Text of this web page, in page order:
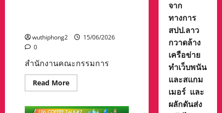
wuthiphong2
15/06/2026
0
สำนักงานคณะกรรมการ
Read MoreRead
more
คณะ
จาก
ทางการ
สปป.ลาว
กวาดล้าง
เครือข่าย
ทำเว็บพนัน
และสแกม
เมอร์ และ
ผลักดันส่ง